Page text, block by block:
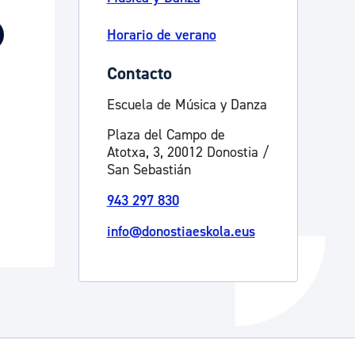
Catálogo de trámites
Horario de verano
Contacto
Escuela de Música y Danza
Plaza del Campo de
Atotxa, 3, 20012 Donostia /
San Sebastián
943 297 830
info@donostiaeskola.eus